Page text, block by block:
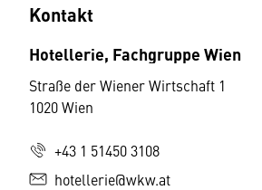
Kontakt
Hotellerie, Fachgruppe Wien
Straße der Wiener Wirtschaft 1
1020 Wien
+43 1 51450 3108
hotellerie@wkw.at